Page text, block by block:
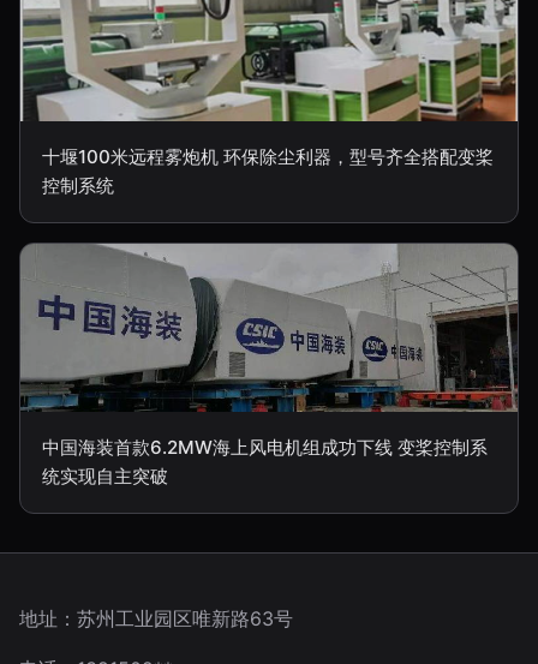
十堰100米远程雾炮机 环保除尘利器，型号齐全搭配变桨
控制系统
中国海装首款6.2MW海上风电机组成功下线 变桨控制系
统实现自主突破
地址：苏州工业园区唯新路63号